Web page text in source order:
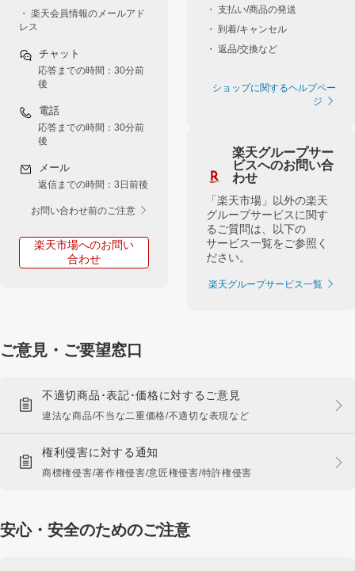
・ 楽天会員情報のメールアド
レス
チャット
応答までの時間：30分前
後
電話
応答までの時間：30分前
後
メール
返信までの時間：3日前後
お問い合わせ前のご注意
楽天市場へのお問い
合わせ
・ 支払い/商品の発送
・ 到着/キャンセル
・ 返品/交換など
ショップに関するヘルプペー
ジ
楽天グループサー
ビスへのお問い合
わせ
「楽天市場」以外の楽天
グループサービスに関す
るご質問は、以下の
サービス一覧をご参照く
ださい。
楽天グループサービス一覧
ご意見・ご要望窓口
不適切商品･表記･価格に対するご意見
違法な商品/不当な二重価格/不適切な表現など
権利侵害に対する通知
商標権侵害/著作権侵害/意匠権侵害/特許権侵害
安心・安全のためのご注意